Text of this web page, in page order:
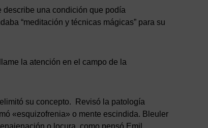
describe una condición que podía
“meditación y técnicas mágicas” para su
la atención en el campo de la
su concepto. Revisó la patología
«esquizofrenia» o mente escindida. Bleuler